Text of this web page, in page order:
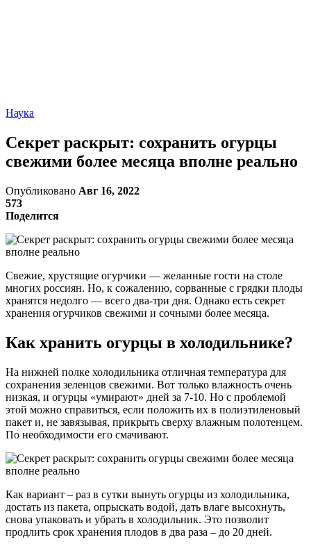
Наука
Секрет раскрыт: сохранить огурцы
свежими более месяца вполне реально
Опубликовано Авг 16, 2022
573
Поделится
Свежие, хрустящие огурчики — желанные гости на столе
многих россиян. Но, к сожалению, сорванные с грядки плоды
хранятся недолго — всего два-три дня. Однако есть секрет
хранения огурчиков свежими и сочными более месяца.
Как хранить огурцы в холодильнике?
На нижней полке холодильника отличная температура для
сохранения зеленцов свежими. Вот только влажность очень
низкая, и огурцы «умирают» дней за 7-10. Но с проблемой
этой можно справиться, если положить их в полиэтиленовый
пакет и, не завязывая, прикрыть сверху влажным полотенцем.
По необходимости его смачивают.
Как вариант – раз в сутки вынуть огурцы из холодильника,
достать из пакета, опрыскать водой, дать влаге высохнуть,
снова упаковать и убрать в холодильник. Это позволит
продлить срок хранения плодов в два раза – до 20 дней.